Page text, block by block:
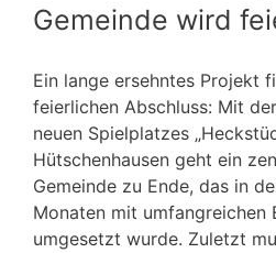
Gemeinde wird
Ein lange ersehntes Projekt
feierlichen Abschluss: Mit
neuen Spielplatzes
Hütschenhausen geht ein
Gemeinde zu Ende, das in
Monaten mit umfangreichen
umgesetzt wurde. Zuletzt